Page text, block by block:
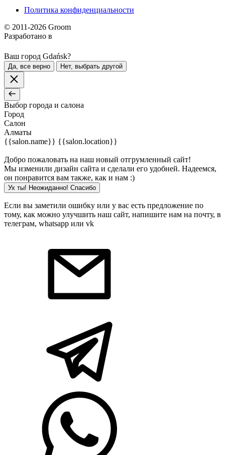
Политика конфиденциальности
© 2011-2026 Groom
Разработано в
Ваш город Gdańsk?
Да, все верно Нет, выбрать другой
Выбор города и салона
Город
Салон
Алматы
{{salon.name}} {{salon.location}}
Добро пожаловать на наш новый отгрумленный сайт!
Мы изменили дизайн сайта и сделали его удобней. Надеемся,
он понравится вам также, как и нам :)
Ух ты! Неожиданно! Cпасибо
Если вы заметили ошибку или у вас есть предложение по
тому, как можно улучшить наш сайт, напишите нам на почту, в
телеграм, whatsapp или vk